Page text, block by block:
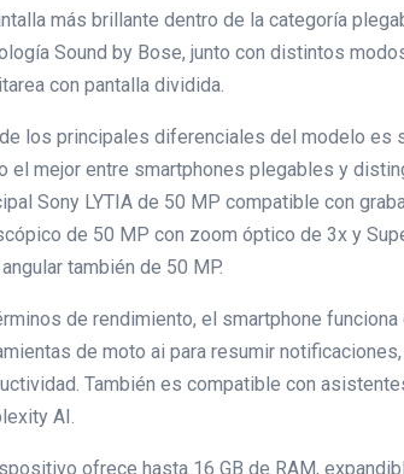
más brillante dentro de la categoría
Sound by Bose, junto con distintos
con pantalla dividida.
los principales diferenciales del modelo es
el mejor entre smartphones plegables y
Sony LYTIA de 50 MP compatible con
de 50 MP con zoom óptico de 3x y
también de 50 MP.
de rendimiento, el smartphone
de moto ai para resumir
También es compatible con
AI.
ofrece hasta 16 GB de RAM,